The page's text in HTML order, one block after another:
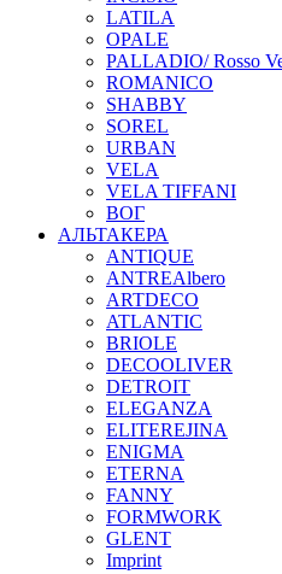
LATILA
OPALE
PALLADIO/ Rosso
ROMANICO
SHABBY
SOREL
URBAN
VELA
VELA TIFFANI
ВОГ
АЛЬТАКЕРА
ANTIQUE
ANTREAlbero
ARTDECO
ATLANTIC
BRIOLE
DECOOLIVER
DETROIT
ELEGANZA
ELITEREJINA
ENIGMA
ETERNA
FANNY
FORMWORK
GLENT
Imprint